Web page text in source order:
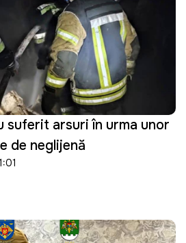
suferit arsuri în urma unor
de neglijență